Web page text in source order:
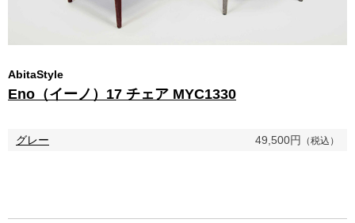
AbitaStyle
Eno（イーノ）17 チェア MYC1330
グレー 49,500円 （税込）